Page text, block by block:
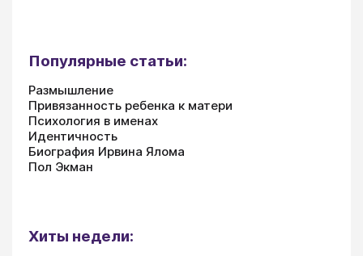
Популярные статьи:
Размышление
Привязанность ребенка к матери
Психология в именах
Идентичность
Биография Ирвина Ялома
Пол Экман
Хиты недели: